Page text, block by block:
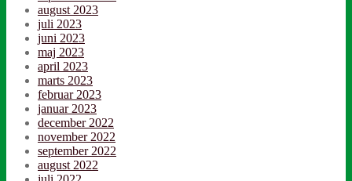
august 2023
juli 2023
juni 2023
maj 2023
april 2023
marts 2023
februar 2023
januar 2023
december 2022
november 2022
september 2022
august 2022